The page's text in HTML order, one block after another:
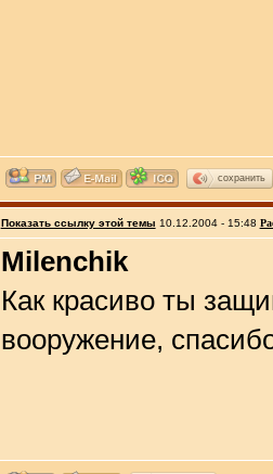
сохранить
Показать ссылку этой темы 10.12.2004 - 15:48
Milenchik
Как красиво ты
вооружение,